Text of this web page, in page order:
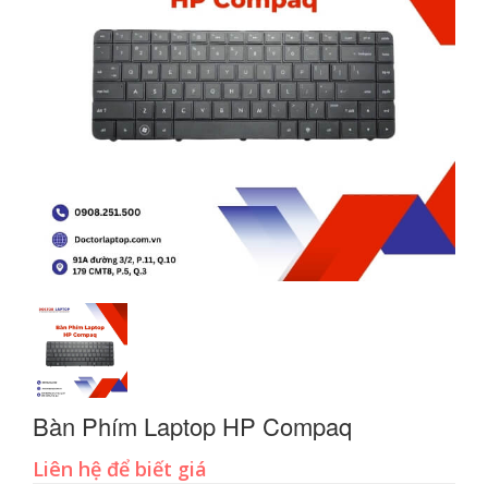
Bàn Phím Laptop HP Compaq
Liên hệ để biết giá